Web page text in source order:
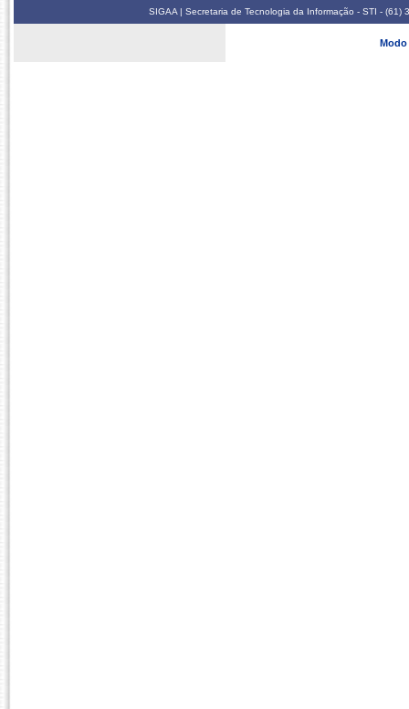
SIGAA | Secretaria de Tecnologia da Informação - STI -
Modo